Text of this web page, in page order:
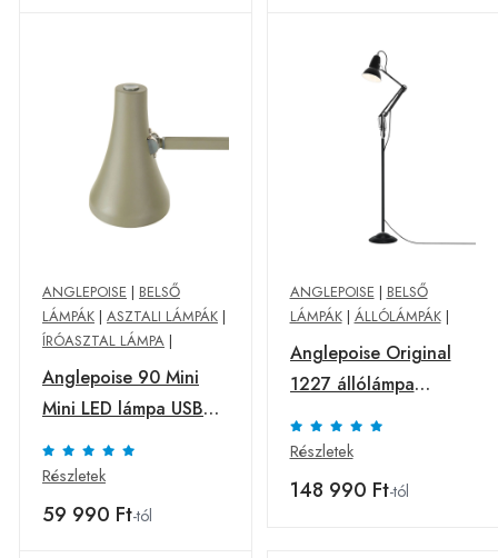
ANGLEPOISE | BELSŐ
LÁMPÁK | ASZTALI LÁMPÁK |
ÍRÓASZTAL LÁMPA |
Anglepoise 90 Mini
Mini LED lámpa USB
zöld
Részletek
59 990 Ft-tól
ANGLEPOISE | BELSŐ
LÁMPÁK| ÁLLÓLÁMPÁK|
Anglepoise Original
1227 állólámpa
bársonyfekete
Részletek
148 990 Ft-tól